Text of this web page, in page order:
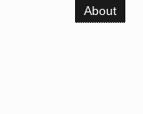
About